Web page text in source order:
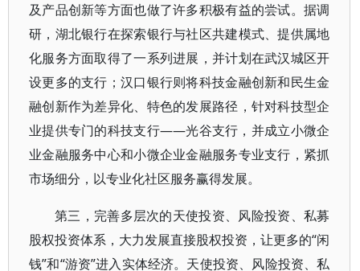
及产品创新等方面也做了许多积极有益的尝试。据调
研，湖北银行在探索银行与社区共建模式、提供属地
化服务方面取得了一系列进展，并计划在武汉城区开
设更多的支行；汉口银行则将科技金融创新和民生金
融创新作为差异化、特色的发展路径，针对科技型企
业提供专门的科技支行——光谷支行，并成立小微企
业金融服务中心和小微企业金融服务专业支行，紧抓
市场细分，以专业化社区服务赢得发展。
第三，完善多层次的天使投资、风险投资、私募
股权投资体系，大力发展直接股权投资，让更多的“闲
钱”和“游资”进入实体经济。天使投资、风险投资、私